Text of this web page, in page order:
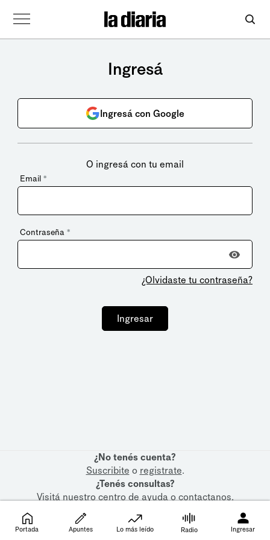
Ingresá
Ingresá con Google
O ingresá con tu email
Email *
Contraseña *
¿Olvidaste tu contraseña?
Ingresar
¿No tenés cuenta?
Suscribite o registrate.
¿Tenés consultas?
Visitá nuestrocentro de ayudaocontactanos.
Portada Apuntes Lo más leído Radio Ingresar